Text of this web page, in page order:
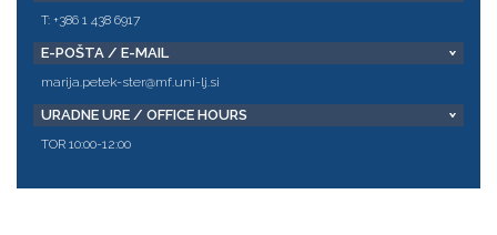
T: +386 1 438 6917
E-POŠTA / E-MAIL
marija.petek-ster@mf.uni-lj.si
URADNE URE / OFFICE HOURS
TOR 10:00-12:00